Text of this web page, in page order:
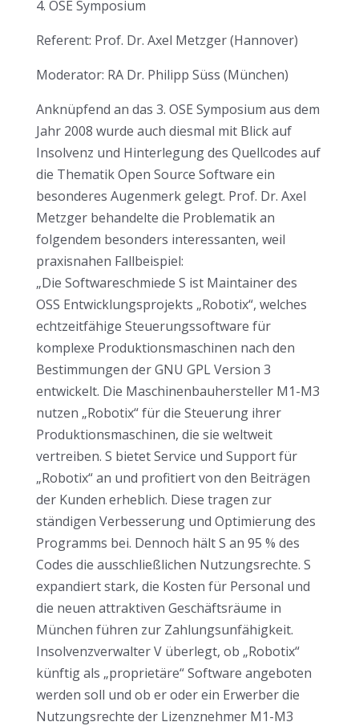
4. OSE Symposium
Referent: Prof. Dr. Axel Metzger (Hannover)
Moderator: RA Dr. Philipp Süss (München)
Anknüpfend an das 3. OSE Symposium aus dem
Jahr 2008 wurde auch diesmal mit Blick auf
Insolvenz und Hinterlegung des Quellcodes auf
die Thematik Open Source Software ein
besonderes Augenmerk gelegt. Prof. Dr. Axel
Metzger behandelte die Problematik an
folgendem besonders interessanten, weil
praxisnahen Fallbeispiel:
„Die Softwareschmiede S ist Maintainer des
OSS Entwicklungsprojekts „Robotix“, welches
echtzeitfähige Steuerungssoftware für
komplexe Produktionsmaschinen nach den
Bestimmungen der GNU GPL Version 3
entwickelt. Die Maschinenbauhersteller M1-M3
nutzen „Robotix“ für die Steuerung ihrer
Produktionsmaschinen, die sie weltweit
vertreiben. S bietet Service und Support für
„Robotix“ an und profitiert von den Beiträgen
der Kunden erheblich. Diese tragen zur
ständigen Verbesserung und Optimierung des
Programms bei. Dennoch hält S an 95 % des
Codes die ausschließlichen Nutzungsrechte. S
expandiert stark, die Kosten für Personal und
die neuen attraktiven Geschäftsräume in
München führen zur Zahlungsunfähigkeit.
Insolvenzverwalter V überlegt, ob „Robotix“
künftig als „proprietäre“ Software angeboten
werden soll und ob er oder ein Erwerber die
Nutzungsrechte der Lizenznehmer M1-M3